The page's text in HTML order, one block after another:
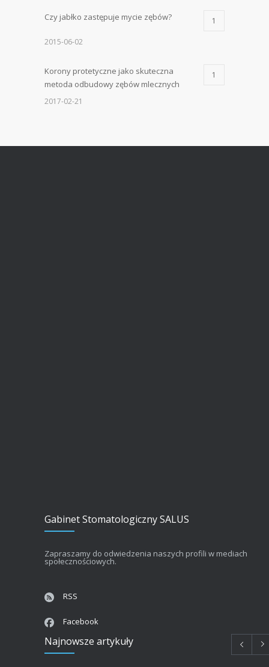
Czy jabłko zastępuje mycie zębów? 1
2015-06-02
Korony protetyczne jako skuteczna
metoda odbudowy zębów mlecznych
1
2017-02-21
Gabinet Stomatologiczny SALUS
Zapraszamy do odwiedzenia naszych profili w mediach
społecznościowych.
RSS
Facebook
Najnowsze artykuły